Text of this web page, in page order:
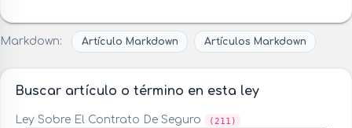
Markdown: Artículo Markdown Artículos Markdown
Buscar artículo o término en esta ley
Ley Sobre El Contrato De Seguro (211)